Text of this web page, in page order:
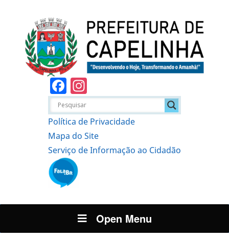
Facebook
Política de Privacidade
Mapa do Site
Serviço de Informação ao Cidadão
Open Menu